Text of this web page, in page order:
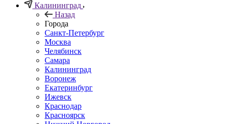
Калининград
Назад
Города
Санкт-Петербург
Москва
Челябинск
Самара
Калининград
Воронеж
Екатеринбург
Ижевск
Краснодар
Красноярск